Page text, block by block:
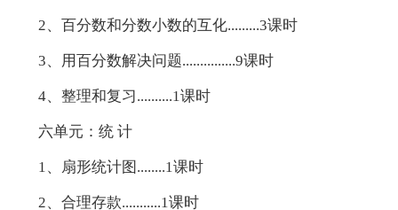
2、百分数和分数小数的互化.........3课时
3、用百分数解决问题...............9课时
4、整理和复习..........1课时
六单元：统 计
1、扇形统计图........1课时
2、合理存款...........1课时